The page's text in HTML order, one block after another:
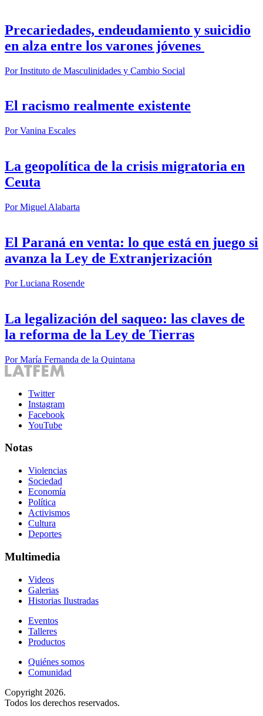
Precariedades, endeudamiento y suicidio
en alza entre los varones jóvenes
PorInstituto de Masculinidades y Cambio Social
El racismo realmente existente
PorVanina Escales
La geopolítica de la crisis migratoria en
Ceuta
PorMiguel Alabarta
El Paraná en venta: lo que está en juego si
avanza la Ley de Extranjerización
PorLuciana Rosende
La legalización del saqueo: las claves de
la reforma de la Ley de Tierras
PorMaría Fernanda de la Quintana
Twitter
Instagram
Facebook
YouTube
Notas
Violencias
Sociedad
Economía
Política
Activismos
Cultura
Deportes
Multimedia
Videos
Galerias
Historias Ilustradas
Eventos
Talleres
Productos
Quiénes somos
Comunidad
Copyright 2026.
Todos los derechos reservados.